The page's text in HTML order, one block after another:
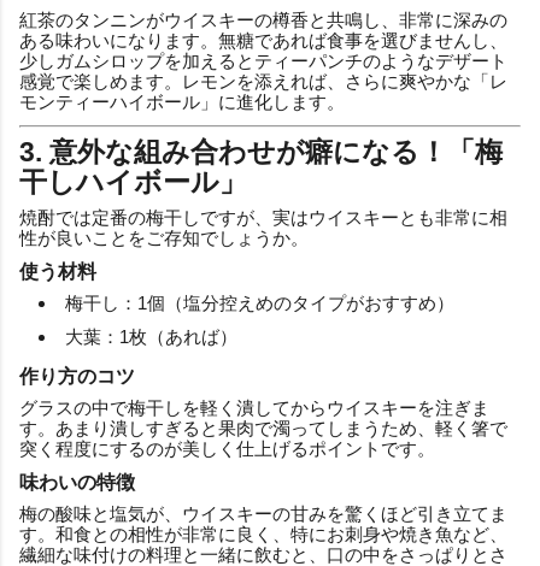
紅茶のタンニンがウイスキーの樽香と共鳴し、非常に深みの
ある味わいになります。無糖であれば食事を選びませんし、
少しガムシロップを加えるとティーパンチのようなデザート
感覚で楽しめます。レモンを添えれば、さらに爽やかな「レ
モンティーハイボール」に進化します。
3. 意外な組み合わせが癖になる！「梅
干しハイボール」
焼酎では定番の梅干しですが、実はウイスキーとも非常に相
性が良いことをご存知でしょうか。
使う材料
梅干し：1個（塩分控えめのタイプがおすすめ）
大葉：1枚（あれば）
作り方のコツ
グラスの中で梅干しを軽く潰してからウイスキーを注ぎま
す。あまり潰しすぎると果肉で濁ってしまうため、軽く箸で
突く程度にするのが美しく仕上げるポイントです。
味わいの特徴
梅の酸味と塩気が、ウイスキーの甘みを驚くほど引き立てま
す。和食との相性が非常に良く、特にお刺身や焼き魚など、
繊細な味付けの料理と一緒に飲むと、口の中をさっぱりとさ